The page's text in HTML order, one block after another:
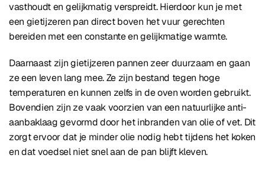
vasthoudt en gelijkmatig verspreidt. Hierdoor kun je met
een gietijzeren pan direct boven het vuur gerechten
bereiden met een constante en gelijkmatige warmte.
Daarnaast zijn gietijzeren pannen zeer duurzaam en gaan
ze een leven lang mee. Ze zijn bestand tegen hoge
temperaturen en kunnen zelfs in de oven worden gebruikt.
Bovendien zijn ze vaak voorzien van een natuurlijke anti-
aanbaklaag gevormd door het inbranden van olie of vet. Dit
zorgt ervoor dat je minder olie nodig hebt tijdens het koken
en dat voedsel niet snel aan de pan blijft kleven.